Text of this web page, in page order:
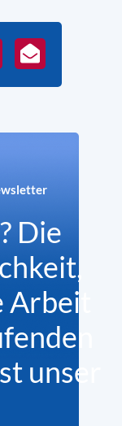
E-
Mail
Die
unser